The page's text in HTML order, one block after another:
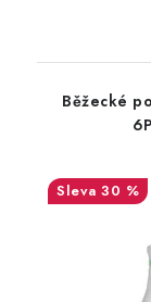
Běžecké
30 %